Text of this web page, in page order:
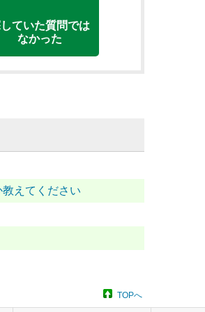
ていた質問では
なかった
えてください
TOPへ